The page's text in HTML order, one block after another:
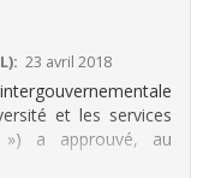
23 avril 2018
et les services
») a approuvé, au
IPBES-6/1, le